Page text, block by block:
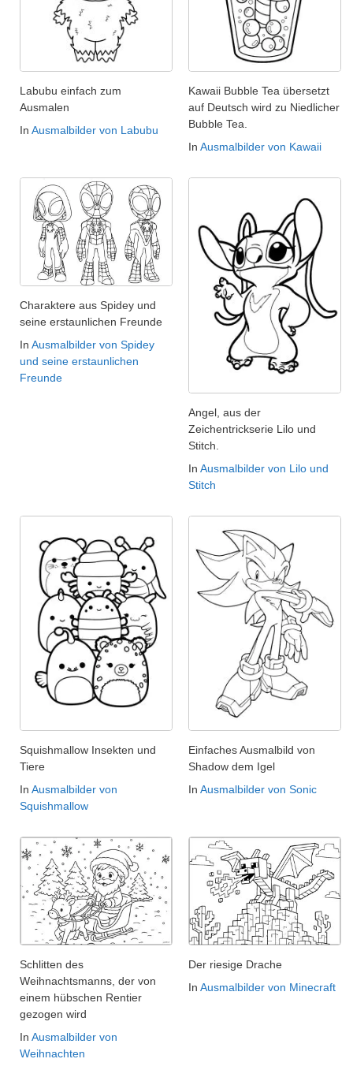
Labubu einfach zum
Ausmalen
In Ausmalbilder von Labubu
Kawaii Bubble Tea übersetzt
auf Deutsch wird zu Niedlicher
Bubble Tea.
In Ausmalbilder von Kawaii
Charaktere aus Spidey und
seine erstaunlichen Freunde
In Ausmalbilder von Spidey
und seine erstaunlichen
Freunde
Angel, aus der
Zeichentrickserie Lilo und
Stitch.
In Ausmalbilder von Lilo und
Stitch
Squishmallow Insekten und
Tiere
In Ausmalbilder von
Squishmallow
Einfaches Ausmalbild von
Shadow dem Igel
In Ausmalbilder von Sonic
Schlitten des
Weihnachtsmanns, der von
einem hübschen Rentier
gezogen wird
In Ausmalbilder von
Weihnachten
Der riesige Drache
In Ausmalbilder von Minecraft